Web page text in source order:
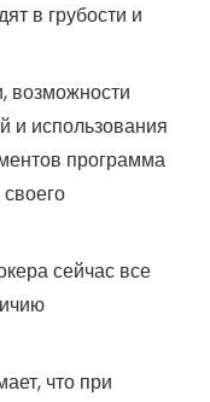
в грубости и
возможности
и использования
программа
сейчас все
что при